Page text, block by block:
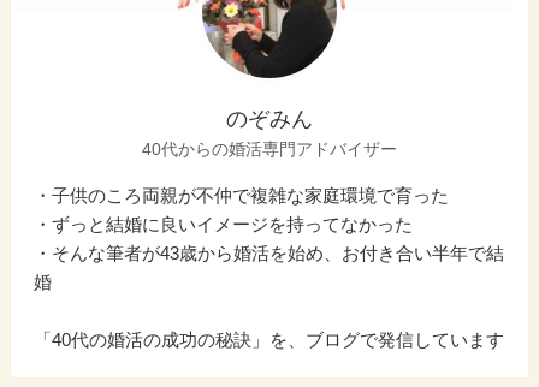
のぞみん
40代からの婚活専門アドバイザー
・子供のころ両親が不仲で複雑な家庭環境で育った
・ずっと結婚に良いイメージを持ってなかった
・そんな筆者が43歳から婚活を始め、お付き合い半年で結
婚
「40代の婚活の成功の秘訣」を、ブログで発信しています